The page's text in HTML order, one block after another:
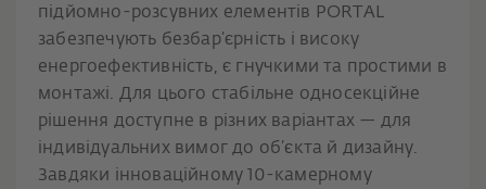
підйомно-розсувних елементів PORTAL
забезпечують безбар’єрність і високу
енергоефективність, є гнучкими та простими в
монтажі. Для цього стабільне односекційне
рішення доступне в різних варіантах — для
індивідуальних вимог до об’єкта й дизайну.
Завдяки інноваційному 10-камерному